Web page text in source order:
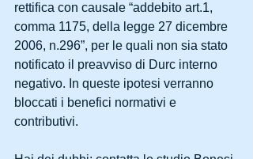
rettifica con causale “addebito art.1,
comma 1175, della legge 27 dicembre
2006, n.296”, per le quali non sia stato
notificato il preavviso di Durc interno
negativo. In queste ipotesi verranno
bloccati i benefici normativi e
contributivi.